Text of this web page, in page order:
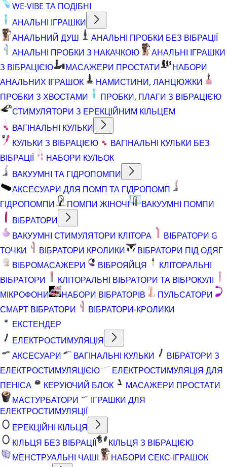
WE-VIBE ТА ПОДІБНІ
АНАЛЬНІ ІГРАШКИ
АНАЛЬНИЙ ДУШ
АНАЛЬНІ ПРОБКИ БЕЗ ВІБРАЦІЇ
АНАЛЬНІ ПРОБКИ З НАКАЧКОЮ
АНАЛЬНІ ІГРАШКИ
З ВІБРАЦІЄЮ
МАСАЖЕРИ ПРОСТАТИ
НАБОРИ
АНАЛЬНИХ ІГРАШОК
НАМИСТИНИ, ЛАНЦЮЖКИ
ПРОБКИ З ХВОСТАМИ
ПРОБКИ, ПЛАГИ З ВІБРАЦІЄЮ
СТИМУЛЯТОРИ З ЕРЕКЦІЙНИМ КІЛЬЦЕМ
ВАГІНАЛЬНІ КУЛЬКИ
КУЛЬКИ З ВІБРАЦІЄЮ
ВАГІНАЛЬНІ КУЛЬКИ БЕЗ
ВІБРАЦІЇ
НАБОРИ КУЛЬОК
ВАКУУМНІ ТА ГІДРОПОМПИ
АКСЕСУАРИ ДЛЯ ПОМП ТА ГІДРОПОМП
ГІДРОПОМПИ
ПОМПИ ЖІНОЧІ
ВАКУУМНІ ПОМПИ
ВІБРАТОРИ
ВАКУУМНІ СТИМУЛЯТОРИ КЛІТОРА
ВІБРАТОРИ G
ТОЧКИ
ВІБРАТОРИ КРОЛИКИ
ВІБРАТОРИ ПІД ОДЯГ
ВІБРОМАСАЖЕРИ
ВІБРОЯЙЦЯ
КЛІТОРАЛЬНІ
ВІБРАТОРИ
КЛІТОРАЛЬНІ ВІБРАТОРИ ТА ВІБРОКУЛІ
МІКРОФОНИ
НАБОРИ ВІБРАТОРІВ
ПУЛЬСАТОРИ
СМАРТ ВІБРАТОРИ
ВІБРАТОРИ-КРОЛИКИ
ЕКСТЕНДЕР
ЕЛЕКТРОСТИМУЛЯЦІЯ
АКСЕСУАРИ
ВАГІНАЛЬНІ КУЛЬКИ
ВІБРАТОРИ З
ЕЛЕКТРОСТИМУЛЯЦІЄЮ
ЕЛЕКТРОСТИМУЛЯЦІЯ ДЛЯ
ПЕНІСА
КЕРУЮЧИЙ БЛОК
МАСАЖЕРИ ПРОСТАТИ
МАСТУРБАТОРИ
ІГРАШКИ ДЛЯ
ЕЛЕКТРОСТИМУЛЯЦІЇ
ЕРЕКЦІЙНІ КІЛЬЦЯ
КІЛЬЦЯ БЕЗ ВІБРАЦІЇ
КІЛЬЦЯ З ВІБРАЦІЄЮ
МЕНСТРУАЛЬНІ ЧАШІ
НАБОРИ СЕКС-ІГРАШОК